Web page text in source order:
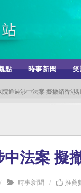
點 時事新聞
院通過涉中法案 擬撤銷香港
法案 擬
時事新聞 推薦